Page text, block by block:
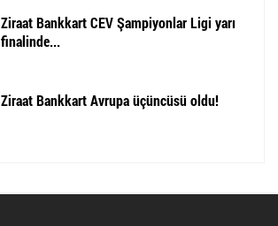
Ziraat Bankkart CEV Şampiyonlar Ligi yarı
finalinde...
Ziraat Bankkart Avrupa üçüncüsü oldu!